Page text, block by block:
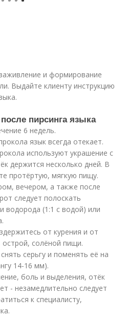
и формирование
Выдайте клиенту инструкцию
пирсинга языка
6 недель.
язык всегда отекает.
используют украшение с
держится несколько дней. В
протёртую, мягкую пищу.
вечером, а также после
следует полоскать
водорода (1:1 с водой) или
от курения и от
солёной пищи.
серьгу и поменять её на
14-16 мм).
боль и выделения, отёк
- незамедлительно следует
к специалисту,